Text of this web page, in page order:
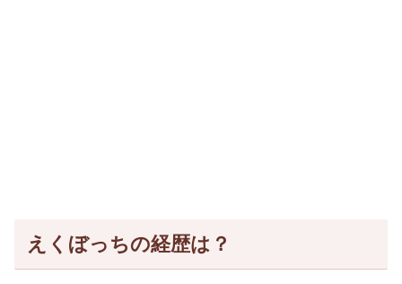
えくぼっちの経歴は？